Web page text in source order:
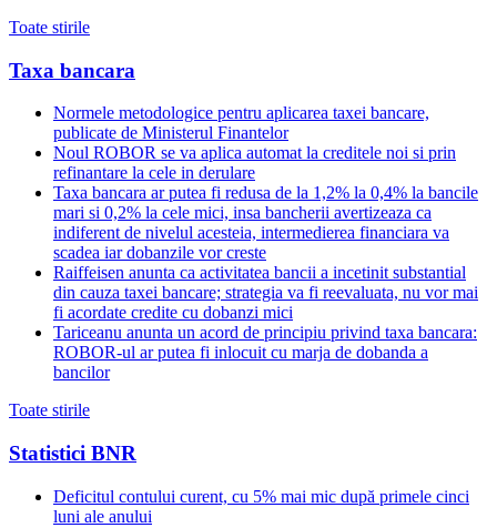
Toate stirile
Taxa bancara
Normele metodologice pentru aplicarea taxei bancare,
publicate de Ministerul Finantelor
Noul ROBOR se va aplica automat la creditele noi si prin
refinantare la cele in derulare
Taxa bancara ar putea fi redusa de la 1,2% la 0,4% la bancile
mari si 0,2% la cele mici, insa bancherii avertizeaza ca
indiferent de nivelul acesteia, intermedierea financiara va
scadea iar dobanzile vor creste
Raiffeisen anunta ca activitatea bancii a incetinit substantial
din cauza taxei bancare; strategia va fi reevaluata, nu vor mai
fi acordate credite cu dobanzi mici
Tariceanu anunta un acord de principiu privind taxa bancara:
ROBOR-ul ar putea fi inlocuit cu marja de dobanda a
bancilor
Toate stirile
Statistici BNR
Deficitul contului curent, cu 5% mai mic după primele cinci
luni ale anului